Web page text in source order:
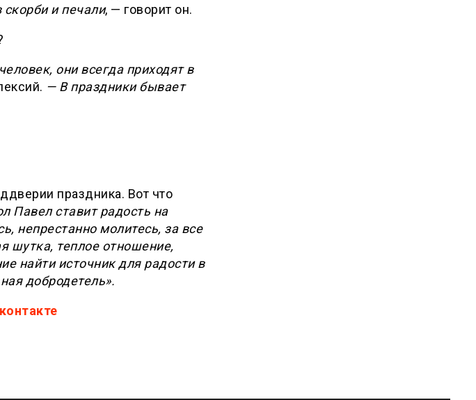
и печали, — говорит он.
они всегда приходят в
— В праздники бывает
праздника. Вот что
Павел ставит радость на
непрестанно молитесь, за все
шутка, теплое отношение,
найти источник для радости в
добродетель».